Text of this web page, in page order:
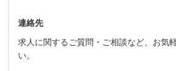
連絡先
求人に関するご質問・ご相談など、お気
い。